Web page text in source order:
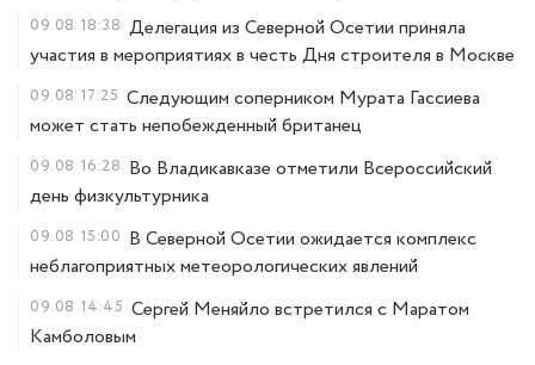
09.08 18:38 Делегация из Северной Осетии приняла
участия в мероприятиях в честь Дня строителя в Москве
09.08 17:25 Следующим соперником Мурата Гассиева
может стать непобежденный британец
09.08 16:28 Во Владикавказе отметили Всероссийский
день физкультурника
09.08 15:00 В Северной Осетии ожидается комплекс
неблагоприятных метеорологических явлений
09.08 14:45 Сергей Меняйло встретился с Маратом
Камболовым